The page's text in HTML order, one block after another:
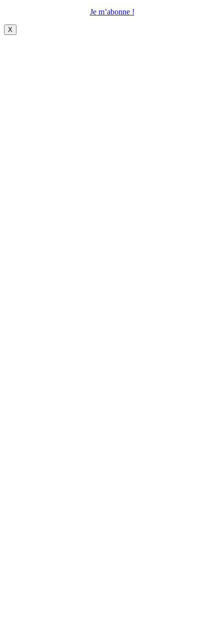
Je m’abonne !
X